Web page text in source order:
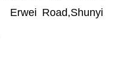
Road,Shunyi